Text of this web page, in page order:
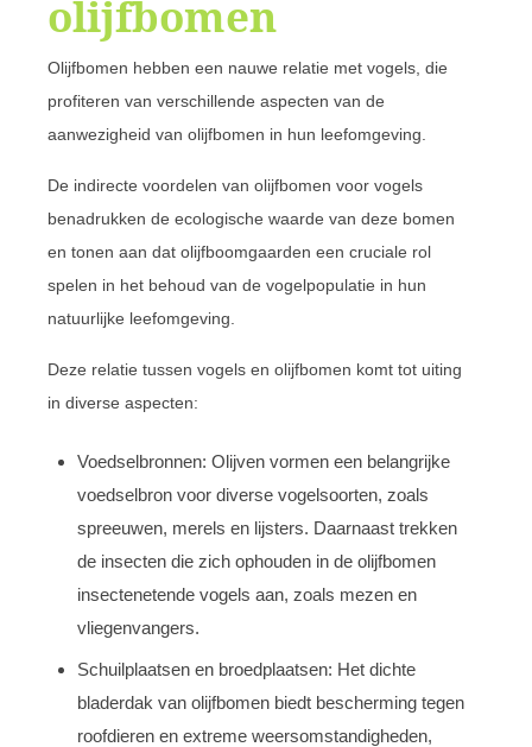
olijfbomen
Olijfbomen hebben een nauwe relatie met vogels, die
profiteren van verschillende aspecten van de
aanwezigheid van olijfbomen in hun leefomgeving.
De indirecte voordelen van olijfbomen voor vogels
benadrukken de ecologische waarde van deze bomen
en tonen aan dat olijfboomgaarden een cruciale rol
spelen in het behoud van de vogelpopulatie in hun
natuurlijke leefomgeving.
Deze relatie tussen vogels en olijfbomen komt tot uiting
in diverse aspecten:
Voedselbronnen: Olijven vormen een belangrijke
voedselbron voor diverse vogelsoorten, zoals
spreeuwen, merels en lijsters. Daarnaast trekken
de insecten die zich ophouden in de olijfbomen
insectenetende vogels aan, zoals mezen en
vliegenvangers.
Schuilplaatsen en broedplaatsen: Het dichte
bladerdak van olijfbomen biedt bescherming tegen
roofdieren en extreme weersomstandigheden,